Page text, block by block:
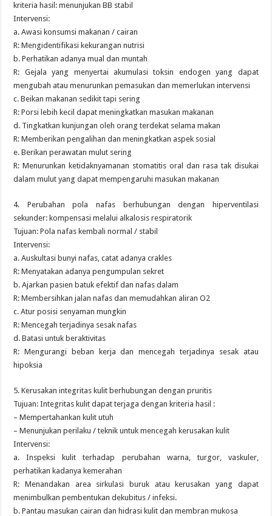
kriteria hasil: menunjukan BB stabil
Intervensi:
a. Awasi konsumsi makanan / cairan
R: Mengidentifikasi kekurangan nutrisi
b. Perhatikan adanya mual dan muntah
R: Gejala yang menyertai akumulasi toksin endogen yang dapat
mengubah atau menurunkan pemasukan dan memerlukan intervensi
c. Beikan makanan sedikit tapi sering
R: Porsi lebih kecil dapat meningkatkan masukan makanan
d. Tingkatkan kunjungan oleh orang terdekat selama makan
R: Memberikan pengalihan dan meningkatkan aspek sosial
e. Berikan perawatan mulut sering
R: Menurunkan ketidaknyamanan stomatitis oral dan rasa tak disukai
dalam mulut yang dapat mempengaruhi masukan makanan
4. Perubahan pola nafas berhubungan dengan hiperventilasi
sekunder: kompensasi melalui alkalosis respiratorik
Tujuan: Pola nafas kembali normal / stabil
Intervensi:
a. Auskultasi bunyi nafas, catat adanya crakles
R: Menyatakan adanya pengumpulan sekret
b. Ajarkan pasien batuk efektif dan nafas dalam
R: Membersihkan jalan nafas dan memudahkan aliran O2
c. Atur posisi senyaman mungkin
R: Mencegah terjadinya sesak nafas
d. Batasi untuk beraktivitas
R: Mengurangi beban kerja dan mencegah terjadinya sesak atau
hipoksia
5. Kerusakan integritas kulit berhubungan dengan pruritis
Tujuan: Integritas kulit dapat terjaga dengan kriteria hasil :
– Mempertahankan kulit utuh
– Menunjukan perilaku / teknik untuk mencegah kerusakan kulit
Intervensi:
a. Inspeksi kulit terhadap perubahan warna, turgor, vaskuler,
perhatikan kadanya kemerahan
R: Menandakan area sirkulasi buruk atau kerusakan yang dapat
menimbulkan pembentukan dekubitus / infeksi.
b. Pantau masukan cairan dan hidrasi kulit dan membran mukosa